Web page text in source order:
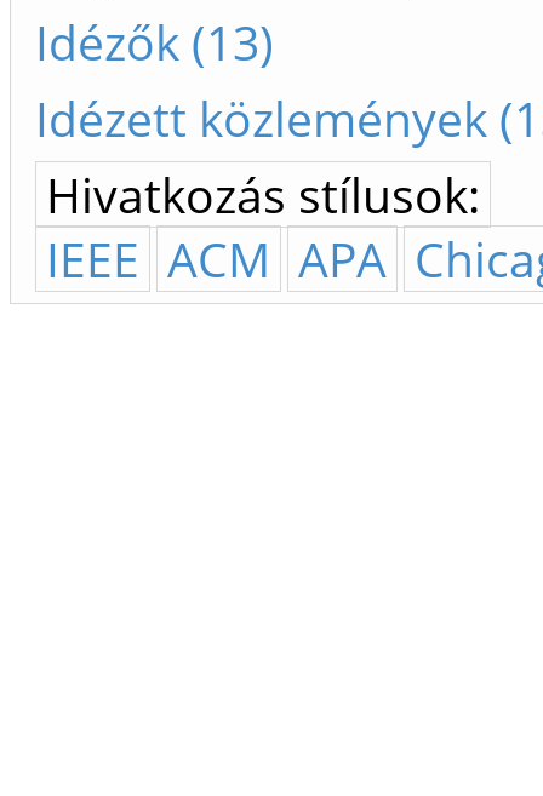
Idézők (13)
Idézett közlemények
Hivatkozás stílusok:
IEEE ACM APA